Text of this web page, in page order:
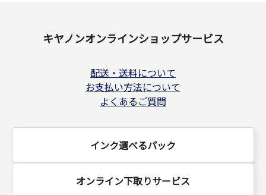
キヤノンオンラインショップサービス
配送・送料について
お支払い方法について
よくあるご質問
インク選べるパック
オンライン下取りサービス